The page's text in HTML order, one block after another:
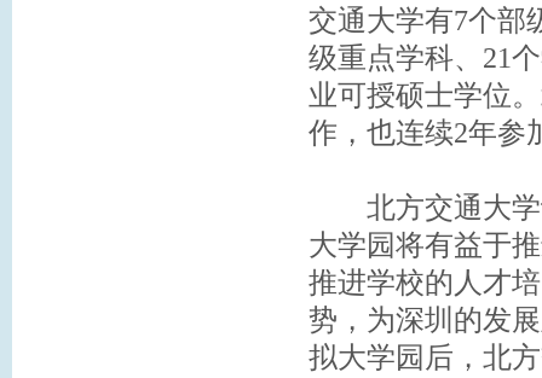
交通大学有7个部
级重点学科、21
业可授硕士学位
作，也连续2年参
北方交通大学
大学园将有益于
推进学校的人才
势，为深圳的发
拟大学园后，北